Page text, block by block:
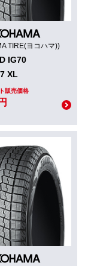
TIRE(ヨコハマ))
IG70
XL
販売価格